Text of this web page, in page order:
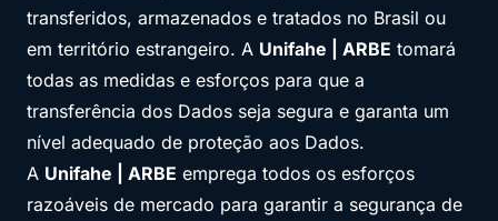
transferidos, armazenados e tratados no Brasil ou
em território estrangeiro. A Unifahe | ARBE tomará
todas as medidas e esforços para que a
transferência dos Dados seja segura e garanta um
nível adequado de proteção aos Dados.
A Unifahe | ARBE emprega todos os esforços
razoáveis de mercado para garantir a segurança de